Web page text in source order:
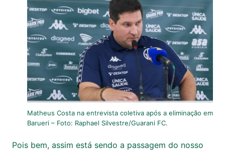
Matheus Costa na entrevista coletiva após a eliminação em
Barueri – Foto: Raphael Silvestre/Guarani FC.
Pois bem, assim está sendo a passagem do nosso